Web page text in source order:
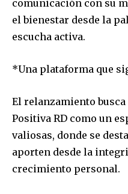
comunicación con su
el bienestar desde la
escucha activa.
*Una plataforma que
El relanzamiento
Positiva RD como un
valiosas, donde se
aporten desde la
crecimiento personal.